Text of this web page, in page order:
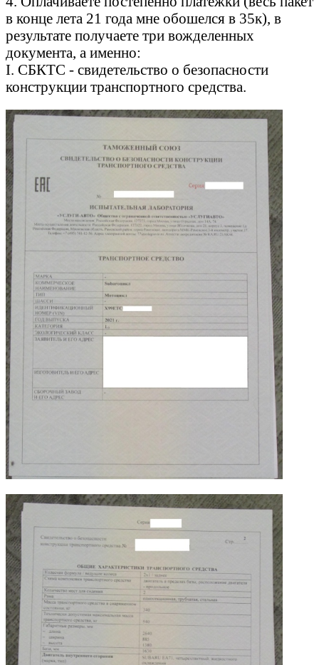
в конце лета 21 года мне обошелся в 35к), в
результате получаете три вожделенных
документа, а именно:
I. СБКТС - свидетельство о безопасности
конструкции транспортного средства.